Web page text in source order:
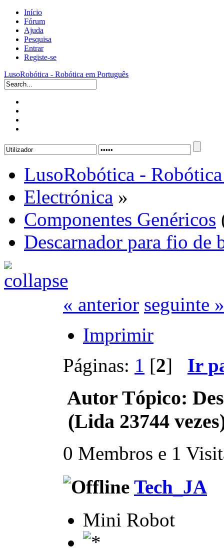
Início
Fórum
Ajuda
Pesquisa
Entrar
Registe-se
LusoRobótica - Robótica em Português
LusoRobótica -
Electrónica »
Componentes Genéricos
Descarnador para fio de
« anterior seguinte »
Imprimir
Páginas: 1 [2] Ir
Autor Tópico:
(Lida 23744
0 Membros e 1
Tech_JA
Mini Robot